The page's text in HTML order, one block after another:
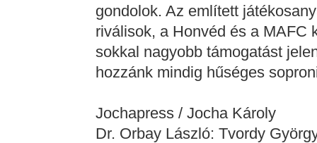
gondolok. Az említett
riválisok, a Honvéd és a MAFC
sokkal nagyobb támogatást
hozzánk mindig hűséges
Jochapress / Jocha Károly
Dr. Orbay László: Tvordy